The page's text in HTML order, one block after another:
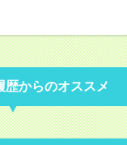
歴からのオススメ